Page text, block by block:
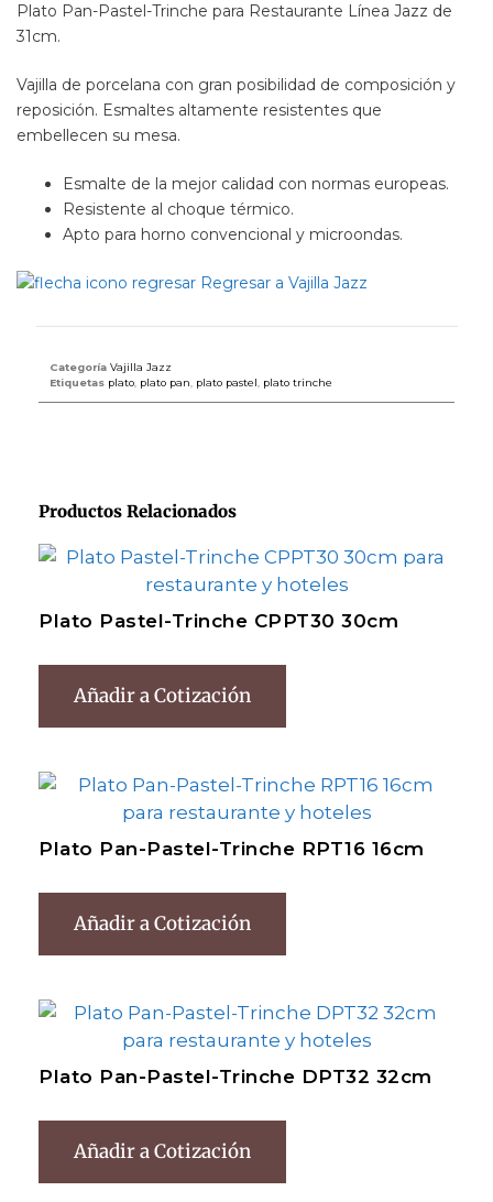
Plato Pan-Pastel-Trinche para Restaurante Línea Jazz de
31cm.
Vajilla de porcelana con gran posibilidad de composición y
reposición. Esmaltes altamente resistentes que
embellecen su mesa.
Esmalte de la mejor calidad con normas europeas.
Resistente al choque térmico.
Apto para horno convencional y microondas.
Regresar a Vajilla Jazz
Categoría Vajilla Jazz
Etiquetas plato plato pan plato pastel plato trinche
Productos Relacionados
Plato Pastel-Trinche CPPT30 30cm
Añadir a Cotización
Plato Pan-Pastel-Trinche RPT16 16cm
Añadir a Cotización
Plato Pan-Pastel-Trinche DPT32 32cm
Añadir a Cotización